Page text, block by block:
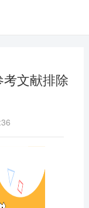
文献排除